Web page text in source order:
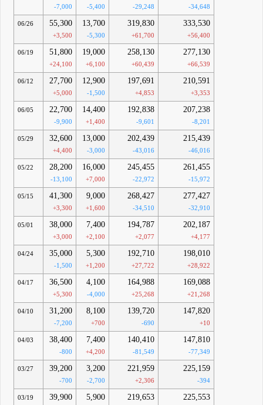
-7,000 -5,400 -29,248 -34,648
06/26 55,300
+3,500
13,700
-5,300
319,830
+61,700
333,530
+56,400
06/19 51,800
+24,100
19,000
+6,100
258,130
+60,439
277,130
+66,539
06/12 27,700
+5,000
12,900
-1,500
197,691
+4,853
210,591
+3,353
06/05 22,700
-9,900
14,400
+1,400
192,838
-9,601
207,238
-8,201
05/29 32,600
+4,400
13,000
-3,000
202,439
-43,016
215,439
-46,016
05/22 28,200
-13,100
16,000
+7,000
245,455
-22,972
261,455
-15,972
05/15 41,300
+3,300
9,000
+1,600
268,427
-34,510
277,427
-32,910
05/01 38,000
+3,000
7,400
+2,100
194,787
+2,077
202,187
+4,177
04/24 35,000
-1,500
5,300
+1,200
192,710
+27,722
198,010
+28,922
04/17 36,500
+5,300
4,100
-4,000
164,988
+25,268
169,088
+21,268
04/10 31,200
-7,200
8,100
+700
139,720
-690
147,820
+10
04/03 38,400
-800
7,400
+4,200
140,410
-81,549
147,810
-77,349
03/27 39,200
-700
3,200
-2,700
221,959
+2,306
225,159
-394
03/19 39,900 5,900 219,653 225,553